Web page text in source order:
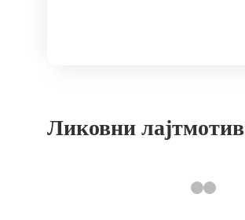
Ликовни лајтмотив